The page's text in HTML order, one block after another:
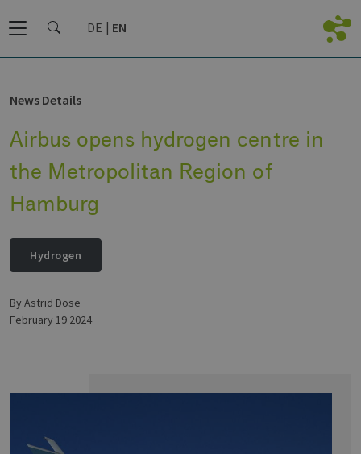
DE EN
News Details
Airbus opens hydrogen centre in
the Metropolitan Region of
Hamburg
Hydrogen
by Astrid Dose
February 19 2024